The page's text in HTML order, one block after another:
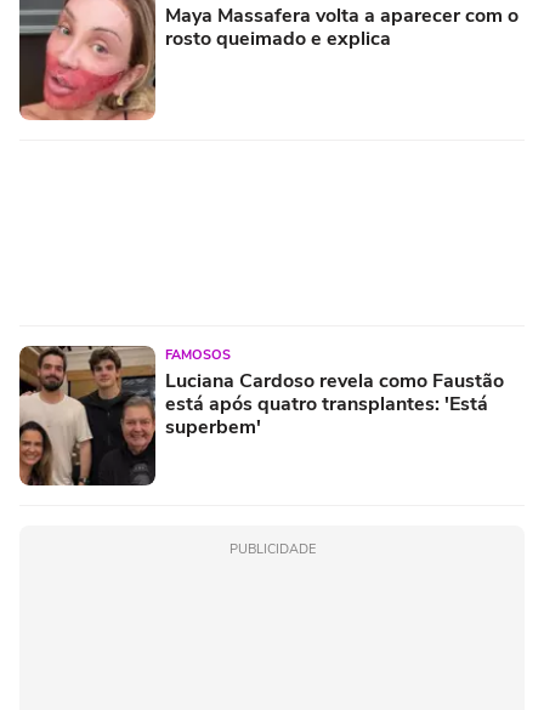
Maya Massafera volta a aparecer com o
rosto queimado e explica
FAMOSOS
Luciana Cardoso revela como Faustão
está após quatro transplantes: 'Está
superbem'
PUBLICIDADE